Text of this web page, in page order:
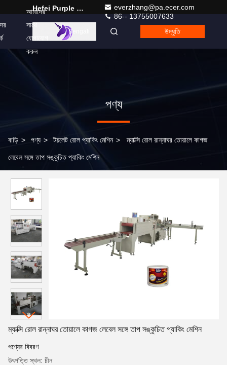
Hefei Purple Horn E-Commerce Co., Ltd.
everzhang@pa.ecer.com
86-- 13755007633
আমাদের
সাথে
যোগাযোগ
করুন
Bengali উদ্ধৃতি
পণ্য
বাড়ি > পণ্য > টয়লেট রোল প্যাকিং মেশিন > ম্যাক্সি রোল রান্নাঘর তোয়ালে কাগজ
লেবেল সঙ্গে তাপ সঙ্কুচিত প্যাকিং মেশিন
ম্যাক্সি রোল রান্নাঘর তোয়ালে কাগজ লেবেল সঙ্গে তাপ সঙ্কুচিত প্যাকিং মেশিন
পণ্যের বিবরণ
উৎপত্তি স্থল: চীন